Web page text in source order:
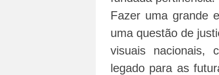
Fazer uma grande
uma questão de
visuais nacionais,
legado para as